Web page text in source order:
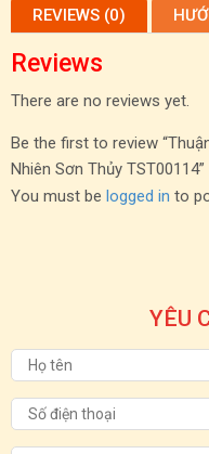
REVIEWS (0)
Reviews
There are no reviews yet.
Be the first to review
Nhiên Sơn Thủy TST00114”
You must be logged in to
YÊU